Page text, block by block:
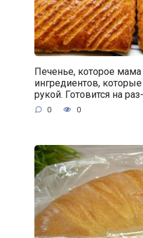
Печенье, которое мама
ингредиентов,
рукой. Готовится на
0 0